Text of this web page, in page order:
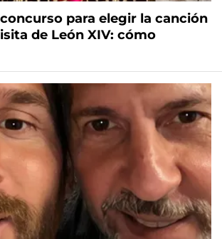
para elegir la canción
de León XIV: cómo